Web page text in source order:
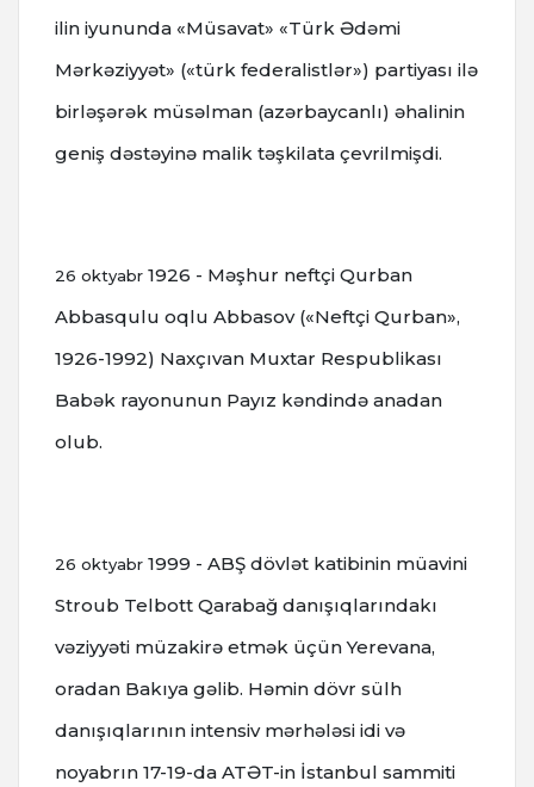
ilin iyununda «Müsavat» «Türk Ədəmi
Mərkəziyyət» («türk federalistlər») partiyası ilə
birləşərək müsəlman (azərbaycanlı) əhalinin
geniş dəstəyinə malik təşkilata çevrilmişdi.
26 oktyabr 1926 - Məşhur neftçi Qurban
Abbasqulu oqlu Abbasov («Neftçi Qurban»,
1926-1992) Naxçıvan Muxtar Respublikası
Babək rayonunun Payız kəndində anadan
olub.
26 oktyabr 1999 - ABŞ dövlət katibinin müavini
Stroub Telbott Qarabağ danışıqlarındakı
vəziyyəti müzakirə etmək üçün Yerevana,
oradan Bakıya gəlib. Həmin dövr sülh
danışıqlarının intensiv mərhələsi idi və
noyabrın 17-19-da ATƏT-in İstanbul sammiti